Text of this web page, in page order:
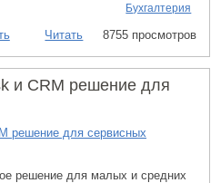
Бухгалтерия
Читать 8755 просмотров
и CRM решение для
решение для малых и средних